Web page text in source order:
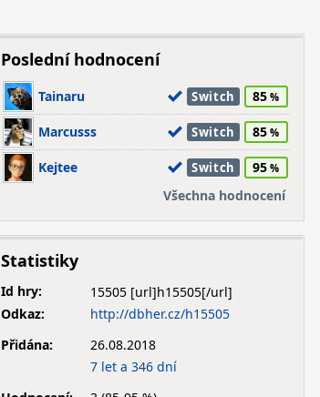
Poslední hodnocení
Tainaru Switch 85
Marcusss Switch 85
Kejtee Switch
95
Všechna hodnocení
Statistiky
Id hry:
15505
Odkaz:
http://dbher.cz/h15505
Přidána:
26.08.2018
7 let a 346 dní